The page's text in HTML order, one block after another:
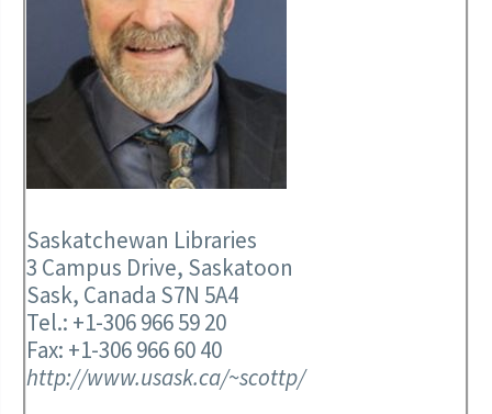
Saskatchewan Libraries
3 Campus Drive, Saskatoon
Sask, Canada S7N 5A4
Tel.: +1-306 966 59 20
Fax: +1-306 966 60 40
http://www.usask.ca/~scottp/